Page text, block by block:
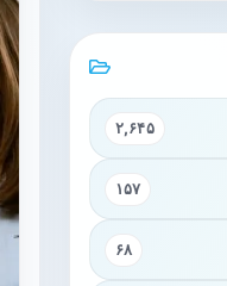
۲,۶۴۵
۱۵۷
۶۸